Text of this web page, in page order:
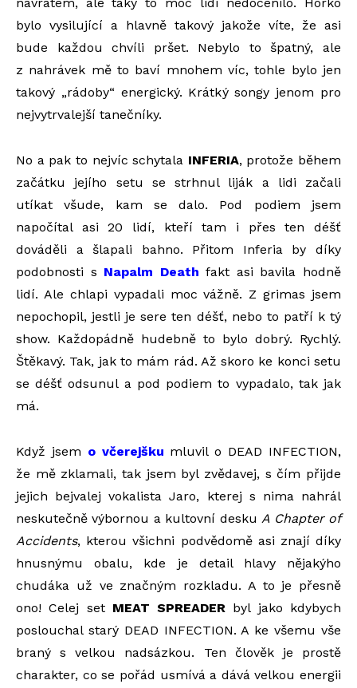
bylo vysilující a hlavně takový jakože víte, že asi
bude každou chvíli pršet. Nebylo to špatný, ale
z nahrávek mě to baví mnohem víc, tohle bylo jen
takový „rádoby“ energický. Krátký songy jenom pro
nejvytrvalejší tanečníky.
No a pak to nejvíc schytala INFERIA, protože během
začátku jejího setu se strhnul liják a lidi začali
utíkat všude, kam se dalo. Pod podiem jsem
napočítal asi 20 lidí, kteří tam i přes ten déšť
dováděli a šlapali bahno. Přitom Inferia by díky
podobnosti s Napalm Death fakt asi bavila hodně
lidí. Ale chlapi vypadali moc vážně. Z grimas jsem
nepochopil, jestli je sere ten déšť, nebo to patří k tý
show. Každopádně hudebně to bylo dobrý. Rychlý.
Štěkavý. Tak, jak to mám rád. Až skoro ke konci setu
se déšť odsunul a pod podiem to vypadalo, tak jak
má.
Když jsem o včerejšku mluvil o DEAD INFECTION,
že mě zklamali, tak jsem byl zvědavej, s čím přijde
jejich bejvalej vokalista Jaro, kterej s nima nahrál
neskutečně výbornou a kultovní deskuA Chapter of
Accidents, kterou všichni podvědomě asi znají díky
hnusnýmu obalu, kde je detail hlavy nějakýho
chudáka už ve značným rozkladu. A to je přesně
ono! Celej set MEAT SPREADER byl jako kdybych
poslouchal starý DEAD INFECTION. A ke všemu vše
braný s velkou nadsázkou. Ten člověk je prostě
charakter, co se pořád usmívá a dává velkou energii